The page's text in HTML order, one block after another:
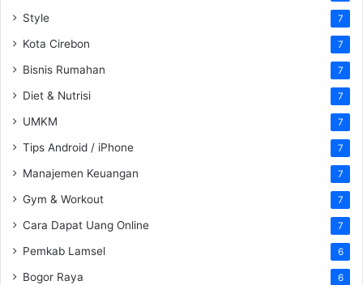
Style 7
Kota Cirebon 7
Bisnis Rumahan 7
Diet & Nutrisi 7
UMKM 7
Tips Android / iPhone 7
Manajemen Keuangan 7
Gym & Workout 7
Cara Dapat Uang Online 7
Pemkab Lamsel 6
Bogor Raya 6